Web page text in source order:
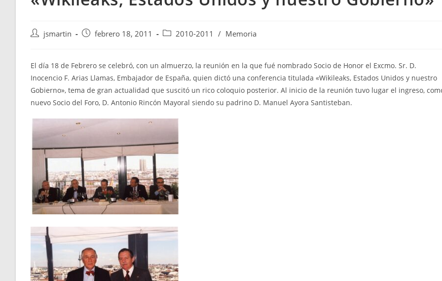
Autor
entrada:
jsmartin
Publicación
entrada:
febrero 18, 2011
Categoría
entrada:
2010-2011 / Memoria
El día 18 de Febrero se celebró, con un almuerzo, la reunión en la que fué nombrado Socio de Honor el Excmo. Sr. D.
Inocencio F. Arias Llamas, Embajador de España, quien dictó una conferencia titulada «Wikileaks, Estados Unidos y nuestro
Gobierno», tema de gran actualidad que suscitó un rico coloquio posterior. Al inicio de la reunión tuvo lugar el ingreso,
nuevo Socio del Foro, D. Antonio Rincón Mayoral siendo su padrino D. Manuel Ayora Santisteban.